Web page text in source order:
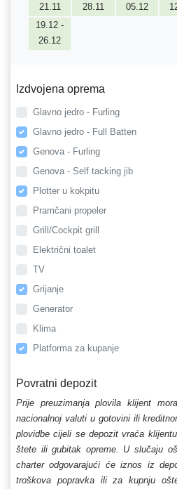
21.11
28.11
05.12
19.12 -
26.12
Izdvojena oprema
Glavno jedro - Furling
Glavno jedro - Full Batten
Genova - Furling
Genova - Self tacking jib
Plotter u kokpitu
Pramčani propeler
Grill/Cockpit grill
Električni toalet
TV
Grijanje
Generator
Klima
Platforma za kupanje
Povratni depozit
Prije preuzimanja plovila klijent
nacionalnoj valuti u gotovini ili
plovidbe cijeli se depozit vraća
štete ili gubitak opreme. U slučaju
charter odgovarajući će iznos iz
troškova popravka ili za kupnju